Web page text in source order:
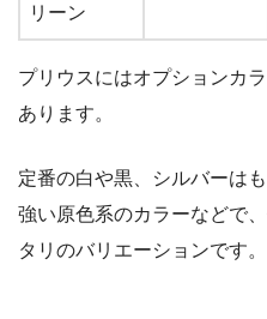
リーン
プリウスにはオプションカ
あります。
定番の白や黒、シルバーは
強い原色系のカラーなどで
タリのバリエーションです。